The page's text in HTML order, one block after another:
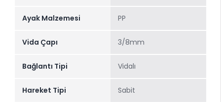
Ayak Malzemesi PP
Vida Çapı 3/8mm
Bağlantı Tipi Vidalı
Hareket Tipi Sabit